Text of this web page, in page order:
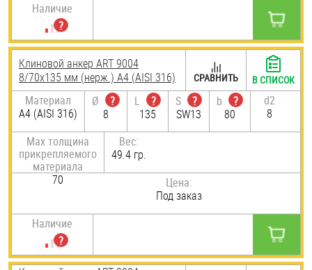
Наличие
Клиновой анкер ART 9004
8/70х135 мм (нерж.) A4 (AISI 316)
Материал
A4 (AISI 316)
Ø
?
8
L
?
135
S
?
SW13
b
?
80
d2
8
Max толщина
прикрепляемого
материала
70
Вес:
49.4 гр.
Цена:
Под заказ
Наличие
СРАВНИТЬ В СПИСОК